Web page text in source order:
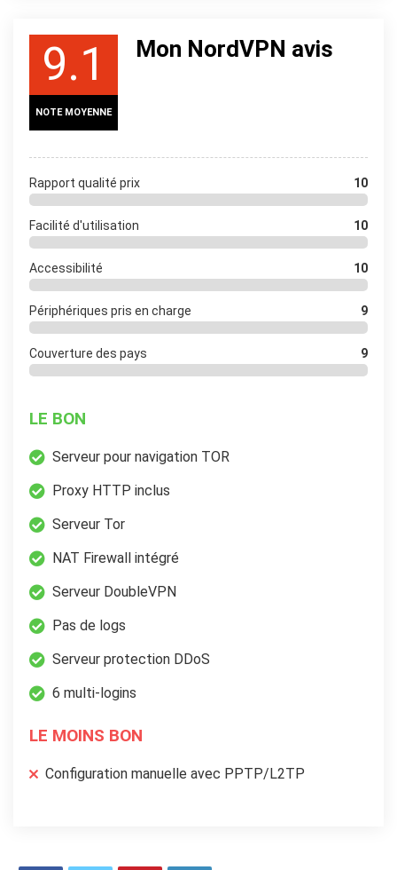
9.1
NOTE MOYENNE
Mon NordVPN avis
Rapport qualité prix 10
Facilité d'utilisation 10
Accessibilité 10
Périphériques pris en charge 9
Couverture des pays 9
LE BON
Serveur pour navigation TOR
Proxy HTTP inclus
Serveur Tor
NAT Firewall intégré
Serveur DoubleVPN
Pas de logs
Serveur protection DDoS
6 multi-logins
LE MOINS BON
Configuration manuelle avec PPTP/L2TP